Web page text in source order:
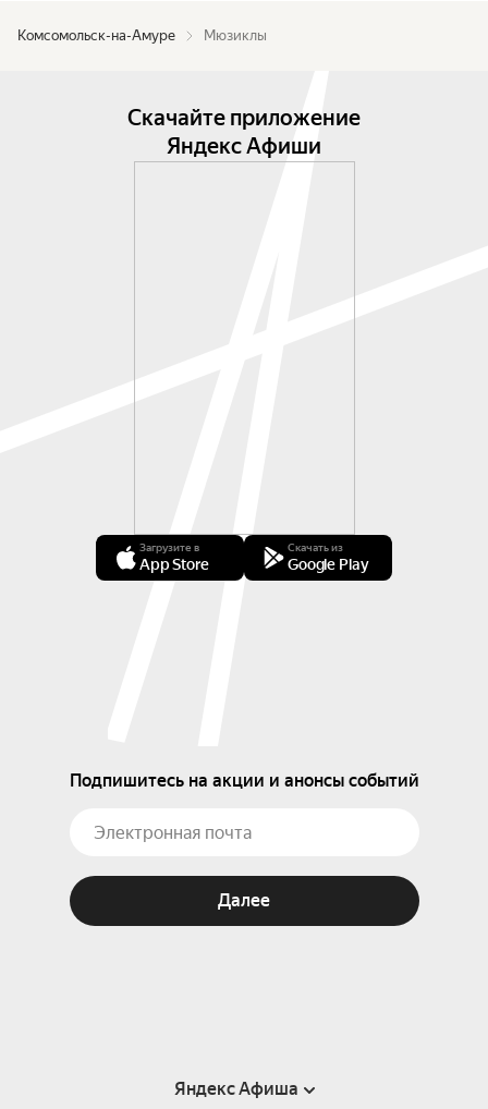
Комсомольск-на-Амуре Мюзиклы
Скачайте приложение
Яндекс Афиши
Загрузите в
App Store
Скачать из
Google Play
Подпишитесь на акции и анонсы событий
Далее
Яндекс Афиша